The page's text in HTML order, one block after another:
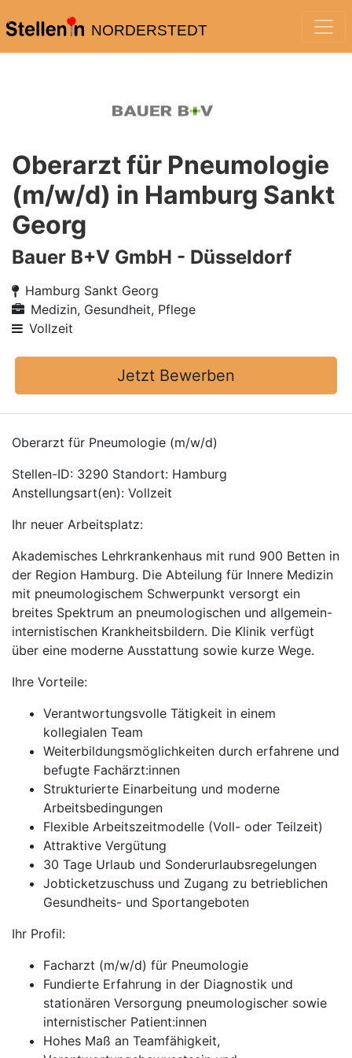
NORDERSTEDT
Oberarzt für Pneumologie
(m/w/d) in Hamburg Sankt
Georg
Bauer B+V GmbH - Düsseldorf
Hamburg Sankt Georg
Medizin, Gesundheit, Pflege
Vollzeit
Jetzt Bewerben
Oberarzt für Pneumologie (m/w/d)
Stellen-ID: 3290 Standort: Hamburg
Anstellungsart(en): Vollzeit
Ihr neuer Arbeitsplatz:
Akademisches Lehrkrankenhaus mit rund 900 Betten in
der Region Hamburg. Die Abteilung für Innere Medizin
mit pneumologischem Schwerpunkt versorgt ein
breites Spektrum an pneumologischen und allgemein-
internistischen Krankheitsbildern. Die Klinik verfügt
über eine moderne Ausstattung sowie kurze Wege.
Ihre Vorteile:
Verantwortungsvolle Tätigkeit in einem
kollegialen Team
Weiterbildungsmöglichkeiten durch erfahrene und
befugte Fachärzt:innen
Strukturierte Einarbeitung und moderne
Arbeitsbedingungen
Flexible Arbeitszeitmodelle (Voll- oder Teilzeit)
Attraktive Vergütung
30 Tage Urlaub und Sonderurlaubsregelungen
Jobticketzuschuss und Zugang zu betrieblichen
Gesundheits- und Sportangeboten
Ihr Profil:
Facharzt (m/w/d) für Pneumologie
Fundierte Erfahrung in der Diagnostik und
stationären Versorgung pneumologischer sowie
internistischer Patient:innen
Hohes Maß an Teamfähigkeit,